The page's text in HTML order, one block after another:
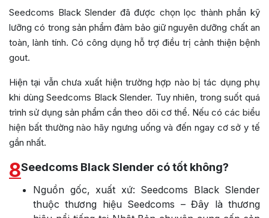
Seedcoms Black Slender đã được chọn lọc thành phần kỹ
lưỡng có trong sản phẩm đảm bảo giữ nguyên dưỡng chất an
toàn, lành tính. Có công dụng hỗ trợ điều trị cảnh thiện bệnh
gout.
Hiện tại vẫn chưa xuất hiện trường hợp nào bị tác dụng phụ
khi dùng Seedcoms Black Slender. Tuy nhiên, trong suốt quá
trình sử dụng sản phẩm cần theo dõi cơ thể. Nếu có các biểu
hiện bất thường nào hãy ngưng uống và đến ngay cơ sở y tế
gần nhất.
8Seedcoms Black Slender có tốt không?
Nguồn gốc, xuất xứ: Seedcoms Black Slender
thuộc thương hiệu Seedcoms – Đây là thương